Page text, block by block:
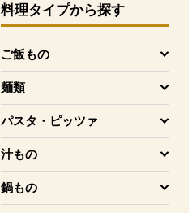
料理タイプから探す
ご飯もの
を開く
麺類
を開く
パスタ・ピッツァ
を開く
汁もの
を開く
鍋もの
を開く